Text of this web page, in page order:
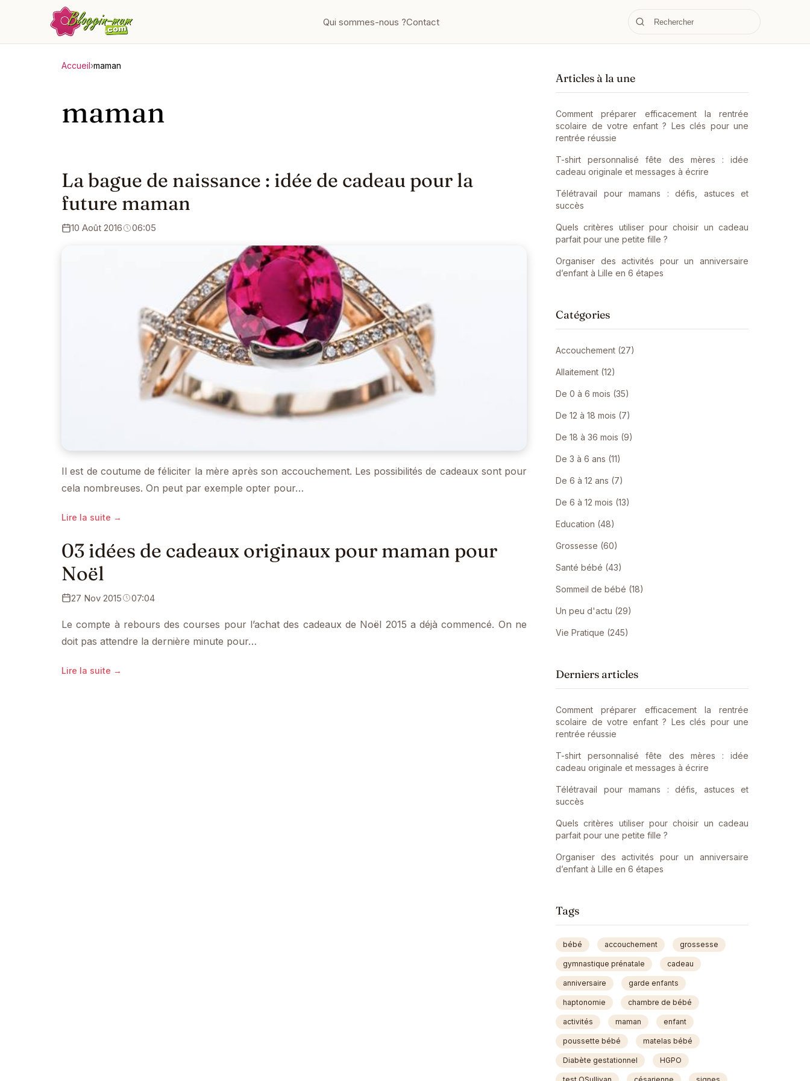
Qui sommes-nous ?Contact
Accueil›maman
maman
La bague de naissance : idée de cadeau pour la
future maman
10 Août 2016 06:05
Il est de coutume de féliciter la mère après son accouchement. Les possibilités de cadeaux sont pour
cela nombreuses. On peut par exemple opter pour…
Lire la suite →
03 idées de cadeaux originaux pour maman pour
Noël
27 Nov 2015 07:04
Le compte à rebours des courses pour l’achat des cadeaux de Noël 2015 a déjà commencé. On ne
doit pas attendre la dernière minute pour…
Lire la suite →
Articles à la une
Comment préparer efficacement la rentrée
scolaire de votre enfant ? Les clés pour une
rentrée réussie
T-shirt personnalisé fête des mères : idée
cadeau originale et messages à écrire
Télétravail pour mamans : défis, astuces et
succès
Quels critères utiliser pour choisir un cadeau
parfait pour une petite fille ?
Organiser des activités pour un anniversaire
d’enfant à Lille en 6 étapes
Catégories
Accouchement (27)
Allaitement (12)
De 0 à 6 mois (35)
De 12 à 18 mois (7)
De 18 à 36 mois (9)
De 3 à 6 ans (11)
De 6 à 12 ans (7)
De 6 à 12 mois (13)
Education (48)
Grossesse (60)
Santé bébé (43)
Sommeil de bébé (18)
Un peu d'actu (29)
Vie Pratique (245)
Derniers articles
Comment préparer efficacement la rentrée
scolaire de votre enfant ? Les clés pour une
rentrée réussie
T-shirt personnalisé fête des mères : idée
cadeau originale et messages à écrire
Télétravail pour mamans : défis, astuces et
succès
Quels critères utiliser pour choisir un cadeau
parfait pour une petite fille ?
Organiser des activités pour un anniversaire
d’enfant à Lille en 6 étapes
Tags
bébé accouchement grossesse
gymnastique prénatale cadeau
anniversaire garde enfants
haptonomie chambre de bébé
activités maman enfant
poussette bébé matelas bébé
Diabète gestationnel HGPO